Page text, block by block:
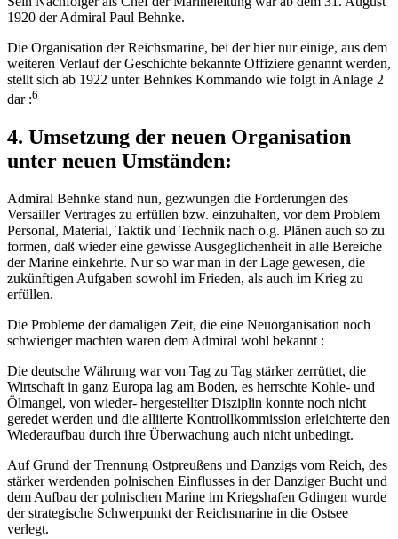
1920 der Admiral Paul Behnke.
Die Organisation der Reichsmarine, bei der hier nur einige, aus dem
weiteren Verlauf der Geschichte bekannte Offiziere genannt werden,
stellt sich ab 1922 unter Behnkes Kommando wie folgt in Anlage 2
dar :6
4. Umsetzung der neuen Organisation
unter neuen Umständen:
Admiral Behnke stand nun, gezwungen die Forderungen des
Versailler Vertrages zu erfüllen bzw. einzuhalten, vor dem Problem
Personal, Material, Taktik und Technik nach o.g. Plänen auch so zu
formen, daß wieder eine gewisse Ausgeglichenheit in alle Bereiche
der Marine einkehrte. Nur so war man in der Lage gewesen, die
zukünftigen Aufgaben sowohl im Frieden, als auch im Krieg zu
erfüllen.
Die Probleme der damaligen Zeit, die eine Neuorganisation noch
schwieriger machten waren dem Admiral wohl bekannt :
Die deutsche Währung war von Tag zu Tag stärker zerrüttet, die
Wirtschaft in ganz Europa lag am Boden, es herrschte Kohle- und
Ölmangel, von wieder- hergestellter Disziplin konnte noch nicht
geredet werden und die alliierte Kontrollkommission erleichterte den
Wiederaufbau durch ihre Überwachung auch nicht unbedingt.
Auf Grund der Trennung Ostpreußens und Danzigs vom Reich, des
stärker werdenden polnischen Einflusses in der Danziger Bucht und
dem Aufbau der polnischen Marine im Kriegshafen Gdingen wurde
der strategische Schwerpunkt der Reichsmarine in die Ostsee
verlegt.